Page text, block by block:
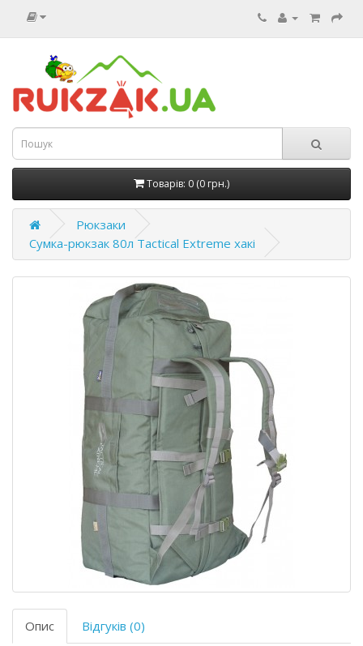
Товарів: 0 (0 грн.)
Рюкзаки
Сумка-рюкзак 80л Tactical Extreme хакі
Опис Відгуків (0)